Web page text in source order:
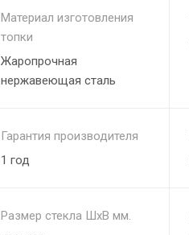
Материал изготовления
топки
Жаропрочная
нержавеющая сталь
Гарантия производителя
1 год
Размер стекла ШхВ мм.